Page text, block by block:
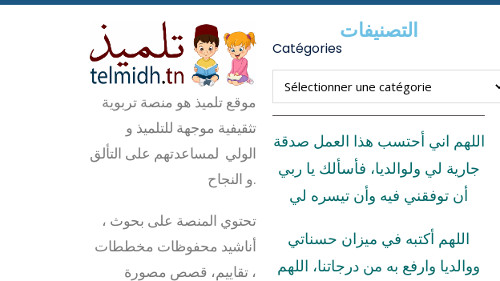
موقع تلميذ هو منصة تربوية
تثقيفية موجهة للتلميذ و
الولي لمساعدتهم على التألق
و النجاح.
تحتوي المنصة على بحوث ،
أناشيد محفوظات مخططات
، تقاييم، قصص مصورة
التصنيفات
Catégories
اللهم اني أحتسب هذا العمل صدقة
جارية لي ولوالديا، فأسألك يا ربي
أن توفقني فيه وأن تيسره لي
اللهم أكتبه في ميزان حسناتي
ووالديا وارفع به من درجاتنا، اللهم